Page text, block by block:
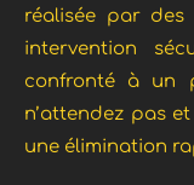
réalisée par des
intervention
confronté à un
n’attendez pas
une élimination